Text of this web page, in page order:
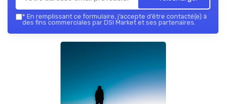
* En remplissant ce formulaire, j’accepte d’être contacté(e) à
des fins commerciales par DSI Market et ses partenaires.